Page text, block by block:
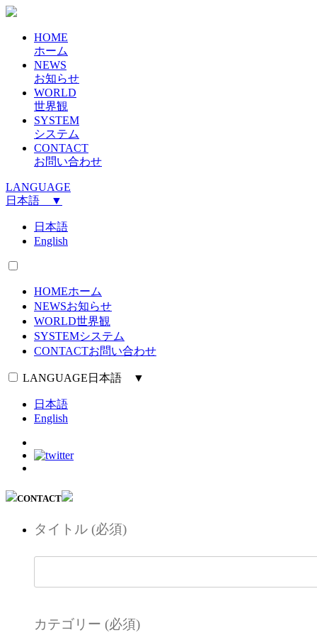
HOME
ホーム
NEWS
お知らせ
WORLD
世界観
SYSTEM
システム
CONTACT
お問い合わせ
LANGUAGE
日本語 ▼
日本語
English
HOMEホーム
NEWSお知らせ
WORLD世界観
SYSTEMシステム
CONTACTお問い合わせ
LANGUAGE 日本語 ▼
日本語
English
CONTACT
タイトル (必須)
カテゴリー (必須)